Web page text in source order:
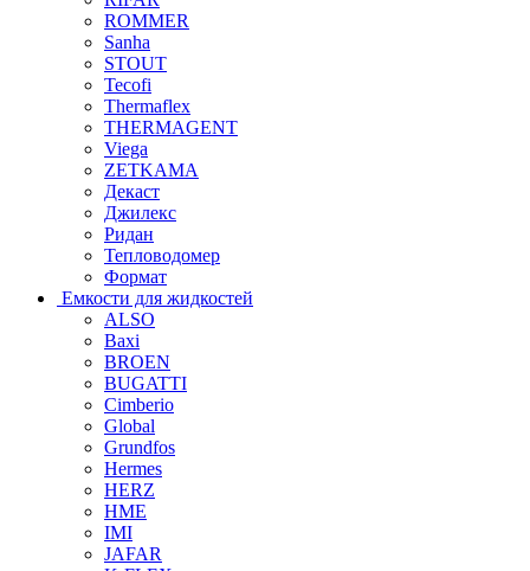
ROMMER
Sanha
STOUT
Tecofi
Thermaflex
THERMAGENT
Viega
ZETKAMA
Декаст
Джилекс
Ридан
Тепловодомер
Формат
Емкости для жидкостей
ALSO
Baxi
BROEN
BUGATTI
Cimberio
Global
Grundfos
Hermes
HERZ
HME
IMI
JAFAR